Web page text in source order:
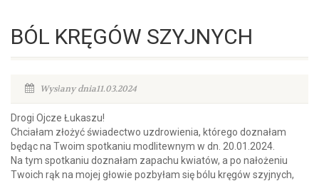
BÓL KRĘGÓW SZYJNYCH
Wysłany dnia11.03.2024
Drogi Ojcze Łukaszu!
Chciałam złożyć świadectwo uzdrowienia, którego doznałam
będąc na Twoim spotkaniu modlitewnym w dn. 20.01.2024.
Na tym spotkaniu doznałam zapachu kwiatów, a po nałożeniu
Twoich rąk na mojej głowie pozbyłam się bólu kręgów szyjnych,